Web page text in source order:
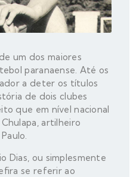
um dos maiores
paranaense. Até os
a deter os títulos
de dois clubes
que em nível nacional
artilheiro
Dias, ou simplesmente
se referir ao